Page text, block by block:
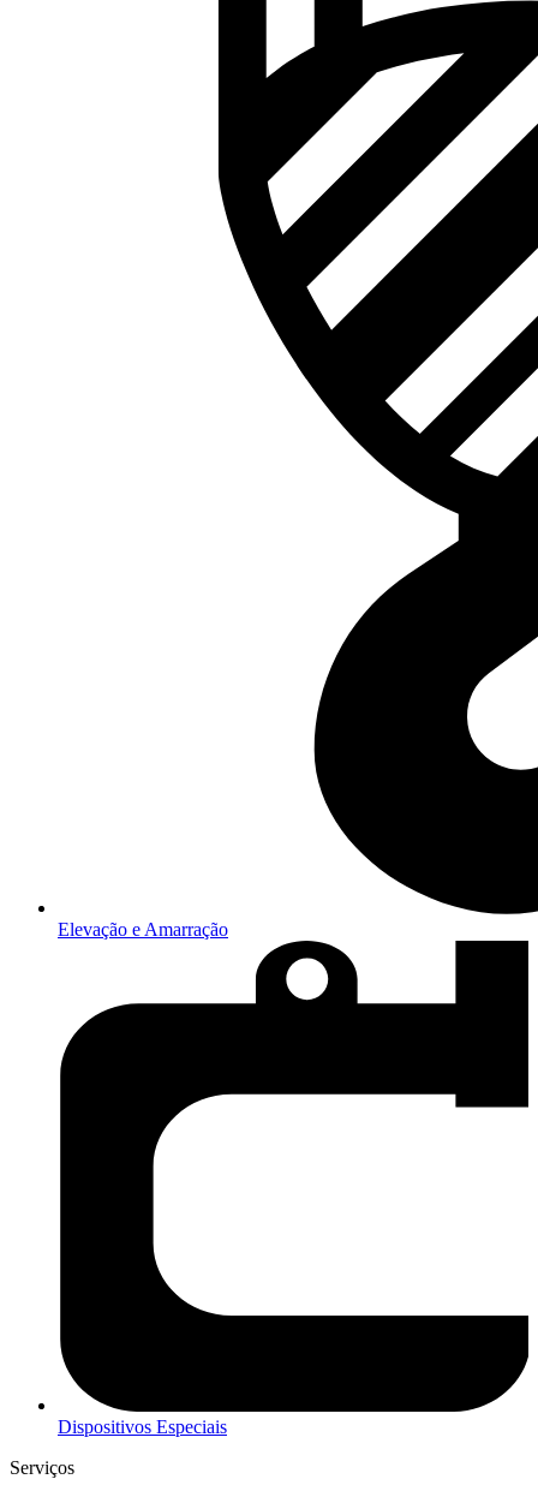
Elevação e Amarração
Dispositivos Especiais
Serviços